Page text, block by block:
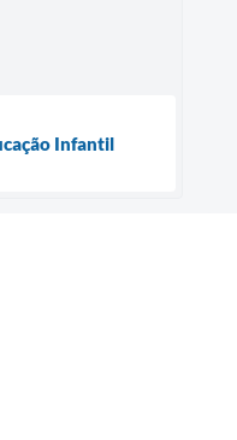
Infantil